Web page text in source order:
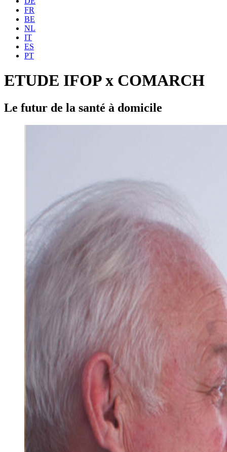
FR
BE
NL
IT
ES
PT
ETUDE IFOP x COMARCH
Le futur de la santé à domicile